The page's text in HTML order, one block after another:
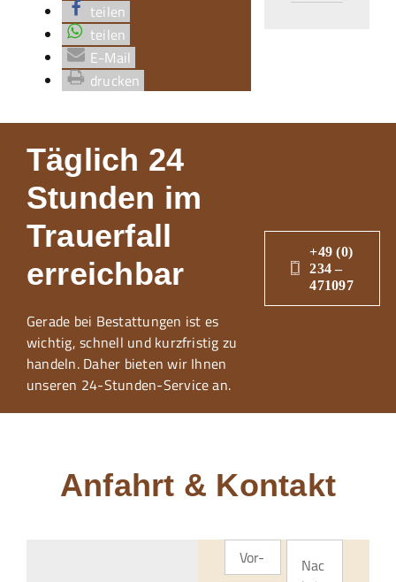
teilen
teilen
E-Mail
drucken
Täglich 24
Stunden im
Trauerfall
erreichbar
Gerade bei Bestattungen ist es
wichtig, schnell und kurzfristig zu
handeln. Daher bieten wir Ihnen
unseren 24-Stunden-Service an.
+49 (0)
234 –
471097
Anfahrt & Kontakt